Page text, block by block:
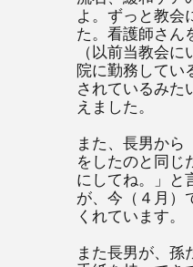
よ。ずっと教会
た。看護師さん
（以前当教会
院に勤務してい
されているみた
えました。
また、長男から
をしたのと同じ
にしてね。」と
が、今（４月）
くれています。
また長男が、孫